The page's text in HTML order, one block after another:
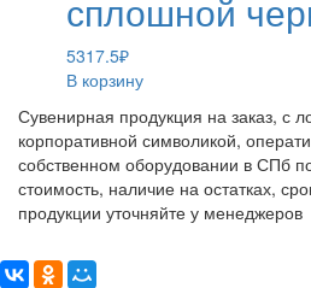
сплошной
5317.5₽
В корзину
Сувенирная продукция на заказ, с
корпоративной символикой,
собственном оборудовании в СПб
стоимость, наличие на остатках,
продукции уточняйте у менеджеров